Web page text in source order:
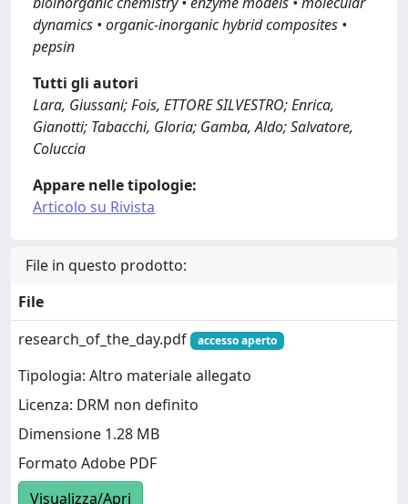
dynamics • organic-inorganic hybrid composites •
pepsin
Tutti gli autori
Lara, Giussani; Fois, ETTORE SILVESTRO; Enrica,
Gianotti; Tabacchi, Gloria; Gamba, Aldo; Salvatore,
Coluccia
Appare nelle tipologie:
Articolo su Rivista
File in questo prodotto:
File
research_of_the_day.pdf
accesso aperto
Tipologia: Altro materiale allegato
Licenza: DRM non definito
Dimensione 1.28 MB
Formato Adobe PDF
Visualizza/Apri